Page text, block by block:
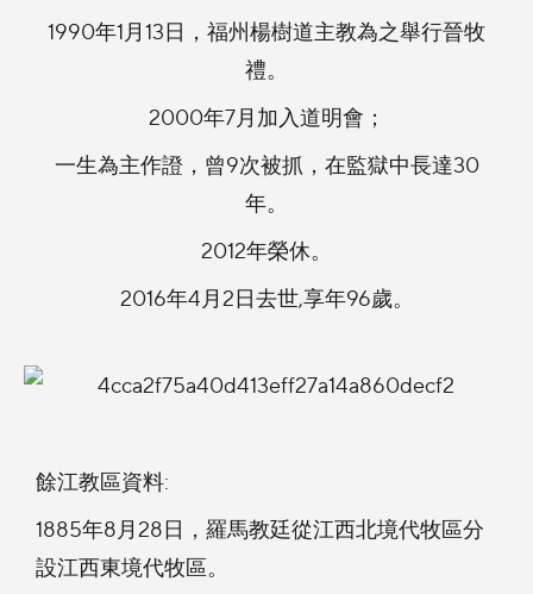
1990年1月13日，福州楊樹道主教為之舉行晉牧
禮。
2000年7月加入道明會；
一生為主作證，曾9次被抓，在監獄中長達30
年。
2012年榮休。
2016年4月2日去世,享年96歲。
餘江教區資料:
1885年8月28日，羅馬教廷從江西北境代牧區分
設江西東境代牧區。